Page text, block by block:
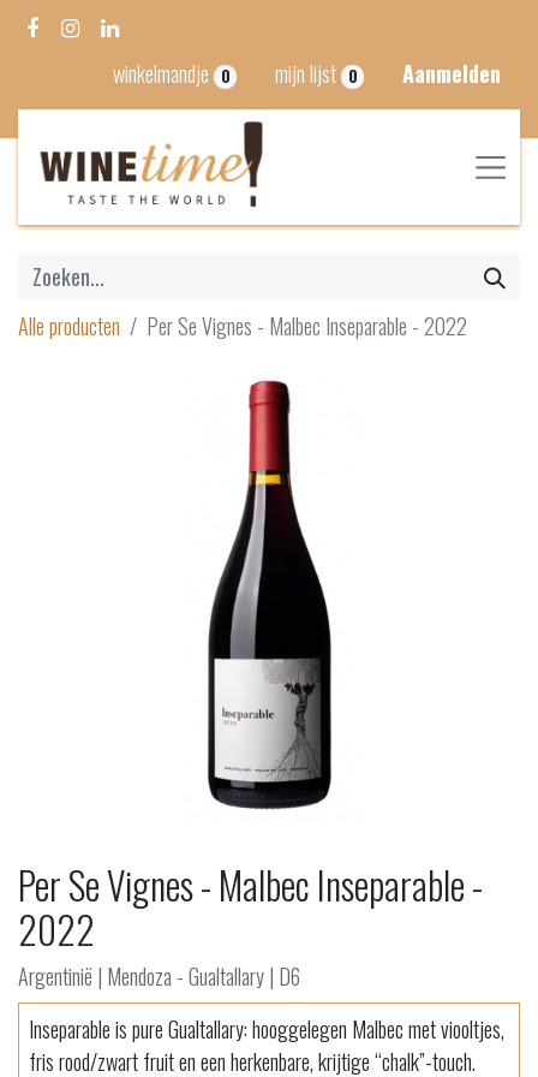
winkelmandje 0 mijn lijst 0 Aanmelden
Alle producten Per Se Vignes - Malbec Inseparable - 2022
Per Se Vignes - Malbec Inseparable -
2022
Argentinië | Mendoza - Gualtallary | D6
Inseparable is pure Gualtallary: hooggelegen Malbec met viooltjes,
fris rood/zwart fruit en een herkenbare, krijtige “chalk”-touch.